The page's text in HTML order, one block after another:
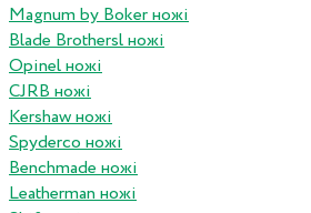
Magnum by Boker ножі
Blade Brothersl ножі
Opinel ножі
CJRB ножі
Kershaw ножі
Spyderco ножі
Benchmade ножі
Leatherman ножі